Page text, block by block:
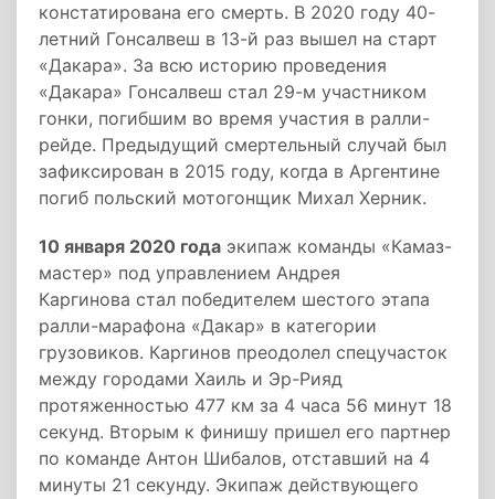
констатирована его смерть. В 2020 году 40-
летний Гонсалвеш в 13-й раз вышел на старт
«Дакара». За всю историю проведения
«Дакара» Гонсалвеш стал 29-м участником
гонки, погибшим во время участия в ралли-
рейде. Предыдущий смертельный случай был
зафиксирован в 2015 году, когда в Аргентине
погиб польский мотогонщик Михал Херник.
10 января 2020 года экипаж команды «Камаз-
мастер» под управлением Андрея
Каргинова стал победителем шестого этапа
ралли-марафона «Дакар» в категории
грузовиков. Каргинов преодолел спецучасток
между городами Хаиль и Эр-Рияд
протяженностью 477 км за 4 часа 56 минут 18
секунд. Вторым к финишу пришел его партнер
по команде Антон Шибалов, отставший на 4
минуты 21 секунду. Экипаж действующего